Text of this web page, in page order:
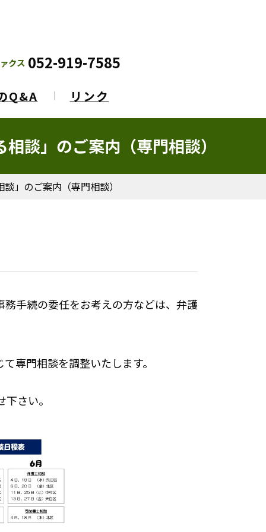
クス 052-919-7585
Q&A リンク
談」のご案内（専門相談）
」のご案内（専門相談）
手続の委任をお考えの方などは、弁護
専門相談を調整いたします。
さい。